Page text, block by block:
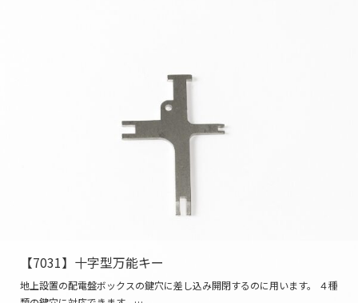
【7031】十字型万能キー
地上設置の配電盤ボックスの鍵穴に差し込み開閉するのに用います。 ４種